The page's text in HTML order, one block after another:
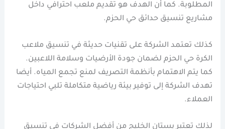
المطلوبة. كما أن الهدف هو تقديم ملعب احترافي داخل
مشاريع تنسيق حدائق حي الحزم.
كذلك تعتمد الشركة على تقنيات حديثة في تنسيق ملاعب
الكرة حي الحزم لضمان جودة الأرضيات وسلامة اللاعبين.
كما يتم الاهتمام بأنظمة التصريف لمنع تجمع المياه. أيضا
تهدف الشركة إلى توفير بيئة رياضية متكاملة تلبي احتياجات
العملاء.
لذلك تعتبر بستان الخليج من أفضل الشركات في تنسيق